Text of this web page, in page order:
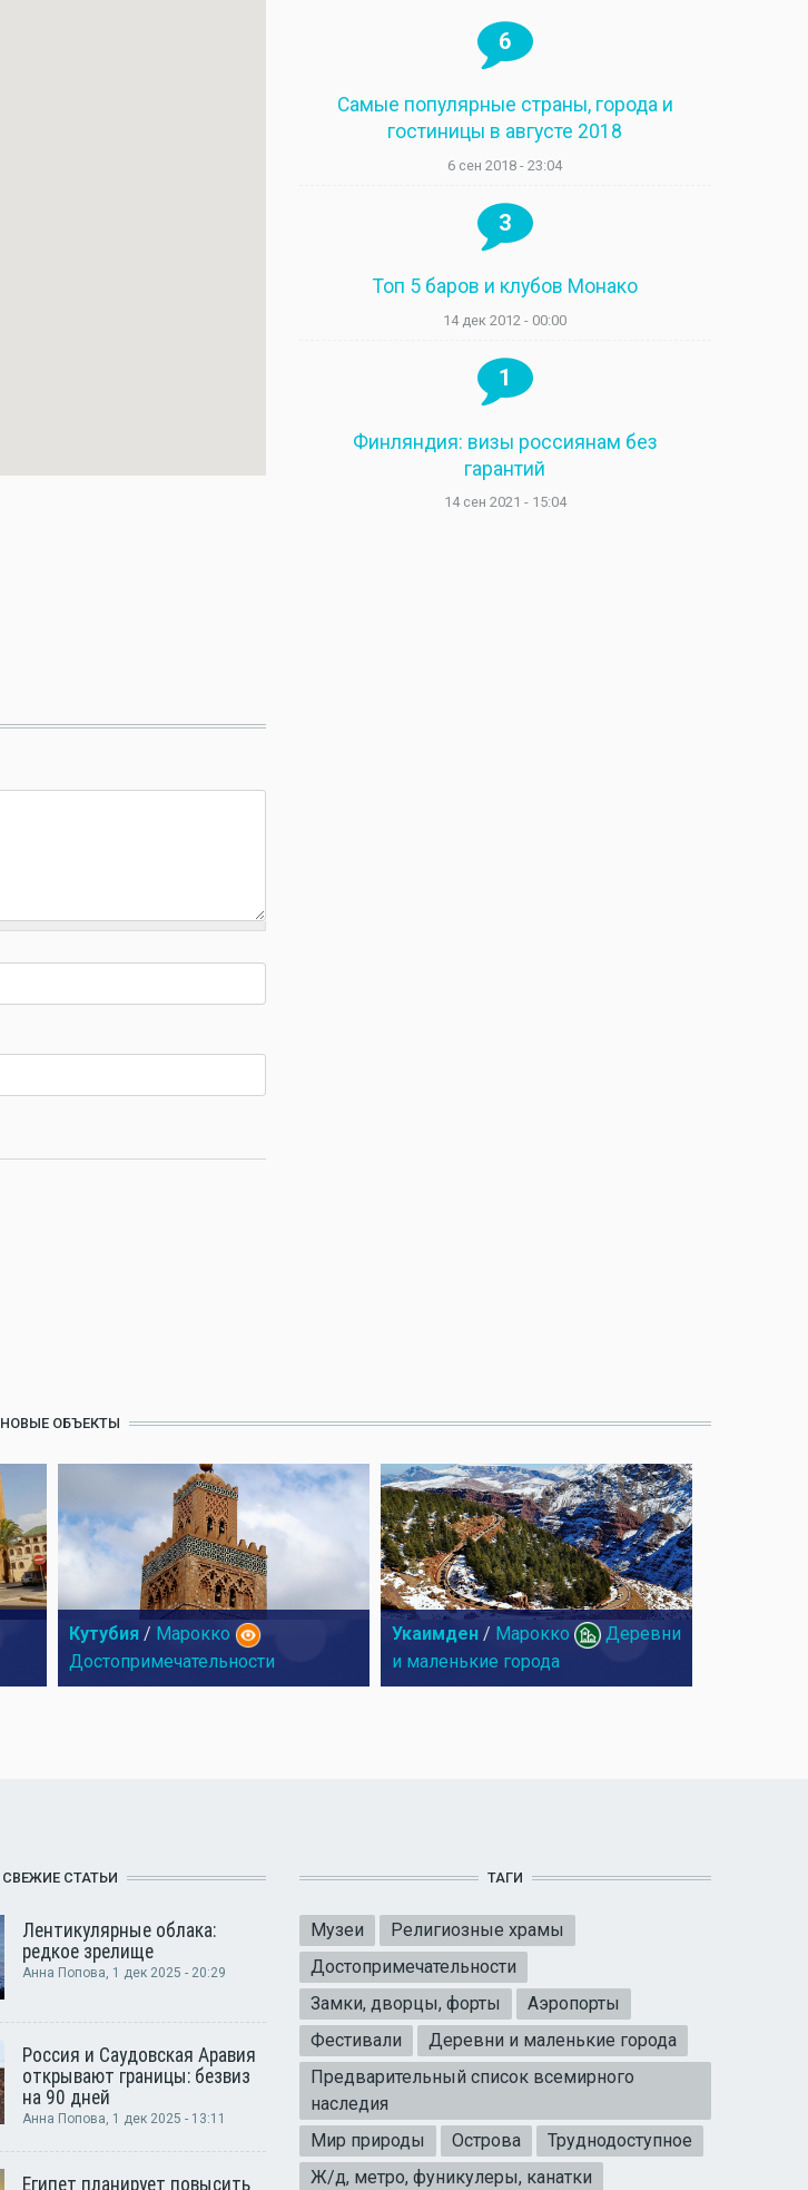
6
Самые популярные страны, города и
гостиницы в августе 2018
6 сен 2018 - 23:04
3
Топ 5 баров и клубов Монако
14 дек 2012 - 00:00
1
Финляндия: визы россиянам без
гарантий
14 сен 2021 - 15:04
НОВЫЕ ОБЪЕКТЫ
Кутубия / Марокко
Достопримечательности
Укаимден / Марокко
Деревни
и маленькие города
СВЕЖИЕ СТАТЬИ
Лентикулярные облака:
редкое зрелище
Анна Попова, 1 дек 2025 - 20:29
Россия и Саудовская Аравия
открывают границы: безвиз
на 90 дней
Анна Попова, 1 дек 2025 - 13:11
Египет планирует повысить
ТАГИ
Музеи
Религиозные храмы
Достопримечательности
Замки, дворцы, форты
Аэропорты
Фестивали
Деревни и маленькие города
Предварительный список всемирного
наследия
Мир природы
Острова
Труднодоступное
Ж/д, метро, фуникулеры, канатки